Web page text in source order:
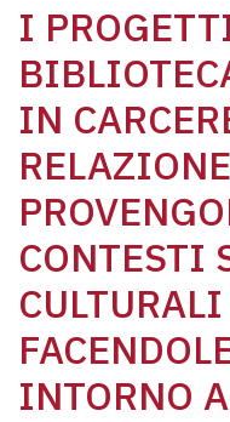
I
IN
CONTESTI
INTORNO